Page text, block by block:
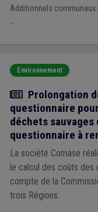
Additionnels communaux|
...
Environnement
Actualité
Prolongation
questionnaire
déchets
questionnaire à
La société Comase
le calcul des coûts des
compte de la
trois Régions.